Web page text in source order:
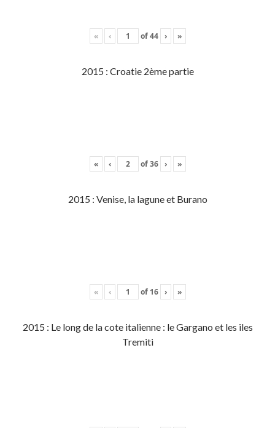
« ‹ of44 › »
2015 : Croatie 2ème partie
« ‹ of36 › »
2015 : Venise, la lagune et Burano
« ‹ of 16 › »
2015 : Le long de la cote italienne : le Gargano et les iles
Tremiti